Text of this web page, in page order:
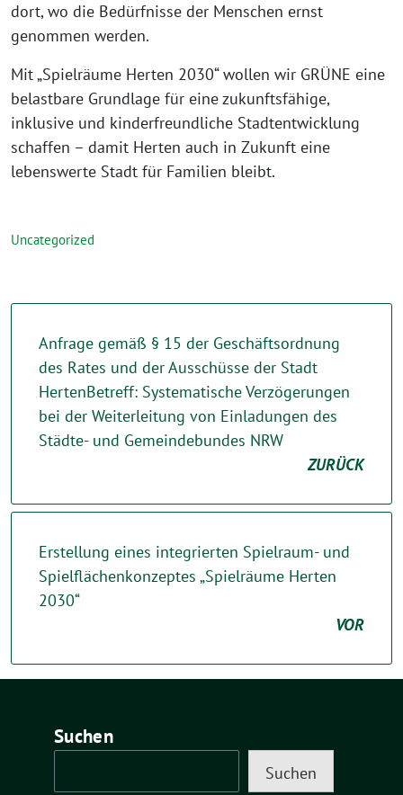
dort, wo die Bedürfnisse der Menschen ernst
genommen werden.
Mit „Spielräume Herten 2030“ wollen wir GRÜNE eine
belastbare Grundlage für eine zukunftsfähige,
inklusive und kinderfreundliche Stadtentwicklung
schaffen – damit Herten auch in Zukunft eine
lebenswerte Stadt für Familien bleibt.
Uncategorized
Anfrage gemäß § 15 der Geschäftsordnung
des Rates und der Ausschüsse der Stadt
HertenBetreff: Systematische Verzögerungen
bei der Weiterleitung von Einladungen des
Städte- und Gemeindebundes NRW
ZURÜCK
Erstellung eines integrierten Spielraum- und
Spielflächenkonzeptes „Spielräume Herten
2030“
VOR
Suchen
Suchen